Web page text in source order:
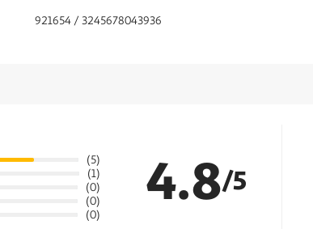
921654 / 3245678043936
(5)
(1)
(0)
(0)
(0)
4.8/5